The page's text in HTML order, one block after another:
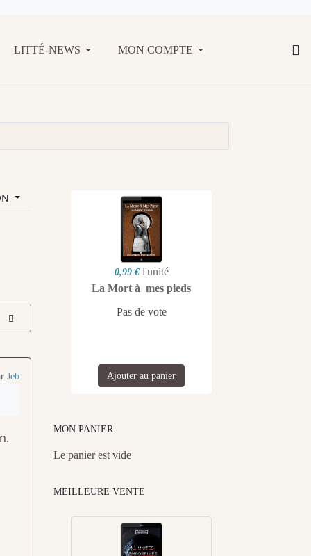
LITTÉ-NEWS MON COMPTE
Jeb
0,99 € l'unité
La Mort à mes pieds
Pas de vote
Ajouter au panier
MON PANIER
Le panier est vide
MEILLEURE VENTE